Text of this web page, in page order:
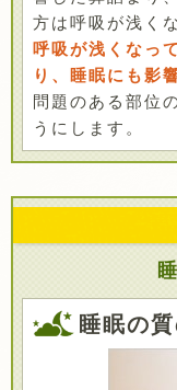
方は呼吸が浅く
呼吸が浅くなっ
り、睡眠にも影
問題のある部位
うにします。
睡眠の